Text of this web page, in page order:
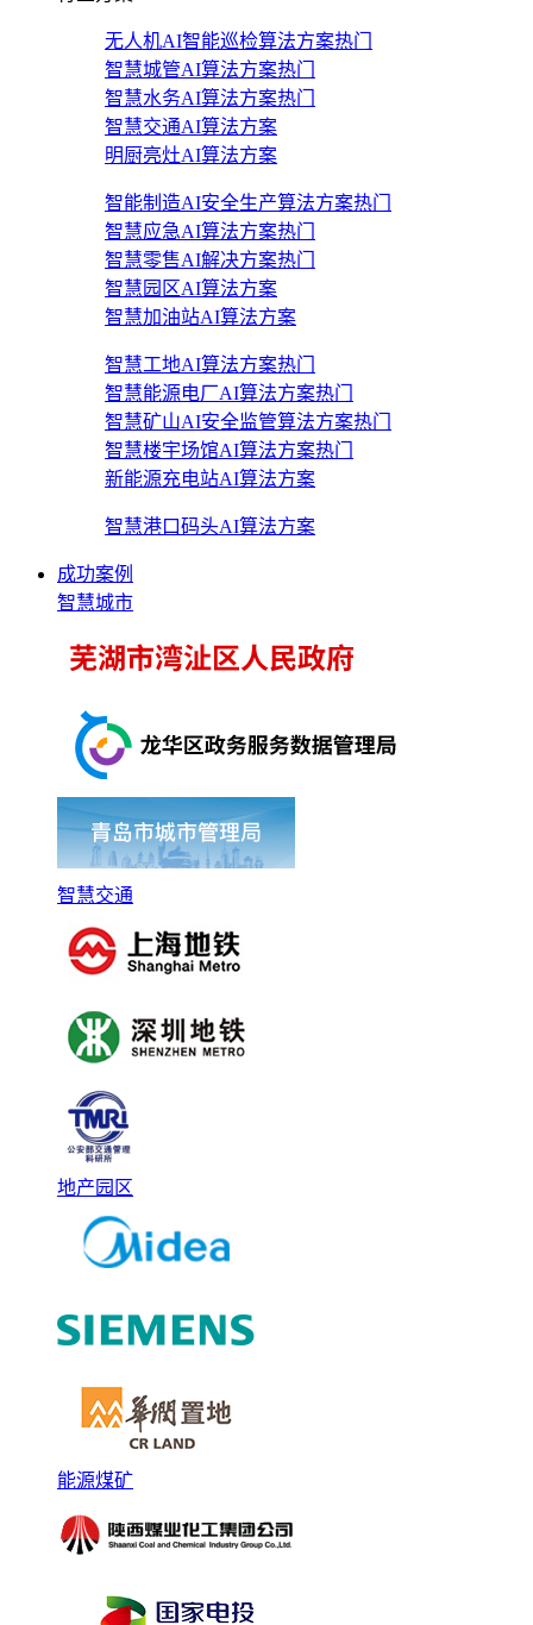
无人机AI智能巡检算法方案热门
智慧城管AI算法方案热门
智慧水务AI算法方案热门
智慧交通AI算法方案
明厨亮灶AI算法方案
智能制造AI安全生产算法方案热门
智慧应急AI算法方案热门
智慧零售AI解决方案热门
智慧园区AI算法方案
智慧加油站AI算法方案
智慧工地AI算法方案热门
智慧能源电厂AI算法方案热门
智慧矿山AI安全监管算法方案热门
智慧楼宇场馆AI算法方案热门
新能源充电站AI算法方案
智慧港口码头AI算法方案
成功案例
智慧城市
智慧交通
地产园区
能源煤矿